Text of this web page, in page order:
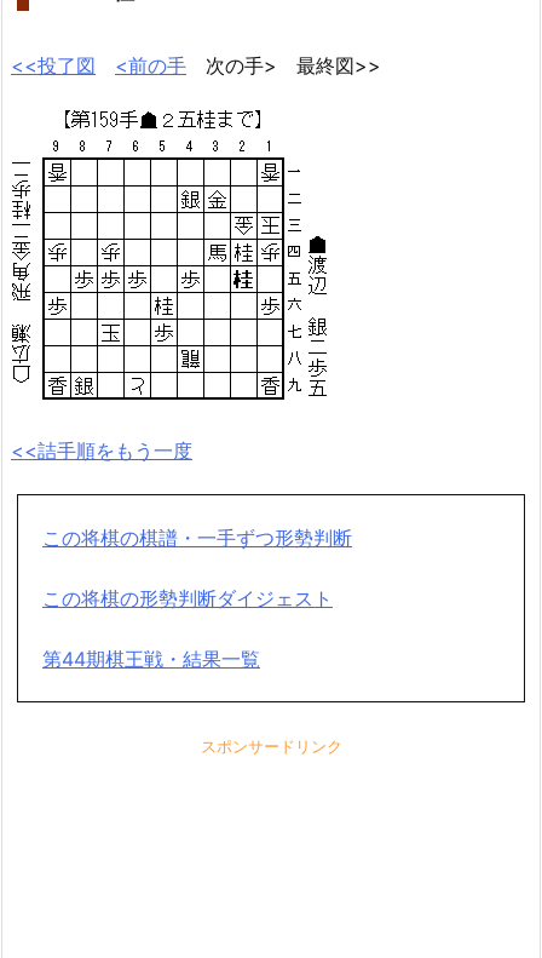
<<投了図 <前の手 次の手> 最終図>>
<<詰手順をもう一度
この将棋の棋譜・一手ずつ形勢判断
この将棋の形勢判断ダイジェスト
第44期棋王戦・結果一覧
スポンサードリンク